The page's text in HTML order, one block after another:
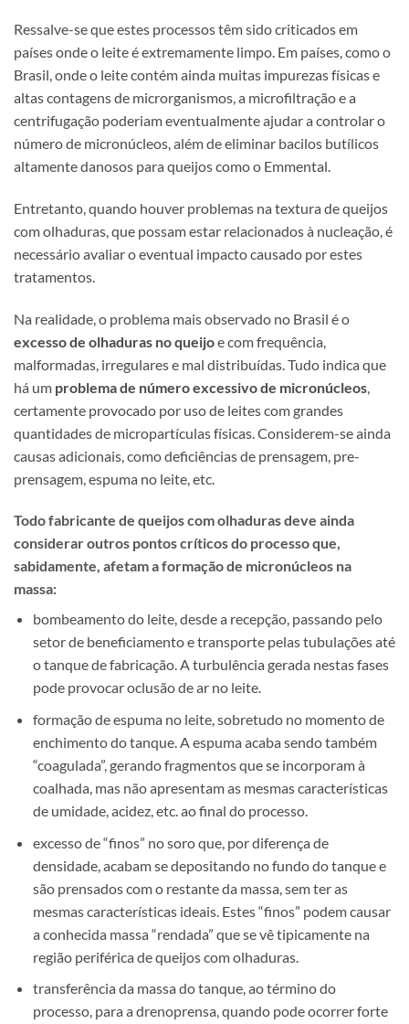
Ressalve-se que estes processos têm sido criticados em
países onde o leite é extremamente limpo. Em países, como o
Brasil, onde o leite contém ainda muitas impurezas físicas e
altas contagens de microrganismos, a microfiltração e a
centrifugação poderiam eventualmente ajudar a controlar o
número de micronúcleos, além de eliminar bacilos butílicos
altamente danosos para queijos como o Emmental.
Entretanto, quando houver problemas na textura de queijos
com olhaduras, que possam estar relacionados à nucleação, é
necessário avaliar o eventual impacto causado por estes
tratamentos.
Na realidade, o problema mais observado no Brasil é o
excesso de olhaduras no queijoe com frequência,
malformadas, irregulares e mal distribuídas. Tudo indica que
há um problema de número excessivo de micronúcleos
certamente provocado por uso de leites com grandes
quantidades de micropartículas físicas. Considerem-se ainda
causas adicionais, como deficiências de prensagem, pre-
prensagem, espuma no leite, etc.
Todo fabricante de queijos com olhaduras deve ainda
considerar outros pontos críticos do processo que,
sabidamente, afetam a formação de micronúcleos na
massa:
bombeamento do leite, desde a recepção, passando pelo
setor de beneficiamento e transporte pelas tubulações até
o tanque de fabricação. A turbulência gerada nestas fases
pode provocar oclusão de ar no leite.
formação de espuma no leite, sobretudo no momento de
enchimento do tanque. A espuma acaba sendo também
“coagulada”, gerando fragmentos que se incorporam à
coalhada, mas não apresentam as mesmas características
de umidade, acidez, etc. ao final do processo.
excesso de “finos” no soro que, por diferença de
densidade, acabam se depositando no fundo do tanque e
são prensados com o restante da massa, sem ter as
mesmas características ideais. Estes “finos” podem causar
a conhecida massa “rendada” que se vê tipicamente na
região periférica de queijos com olhaduras.
transferência da massa do tanque, ao término do
processo, para a drenoprensa, quando pode ocorrer forte